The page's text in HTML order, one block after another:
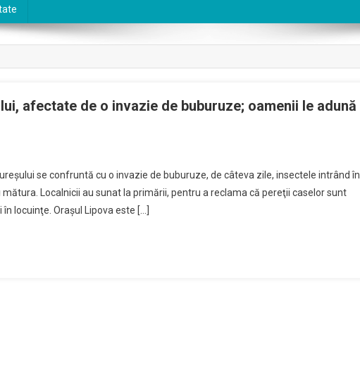
afectate de o invazie de buburuze; oamenii le adună
se confruntă cu o invazie de buburuze, de câteva zile, insectele intrând în
Localnicii au sunat la primării, pentru a reclama că pereţii caselor sunt
locuinţe. Oraşul Lipova este […]